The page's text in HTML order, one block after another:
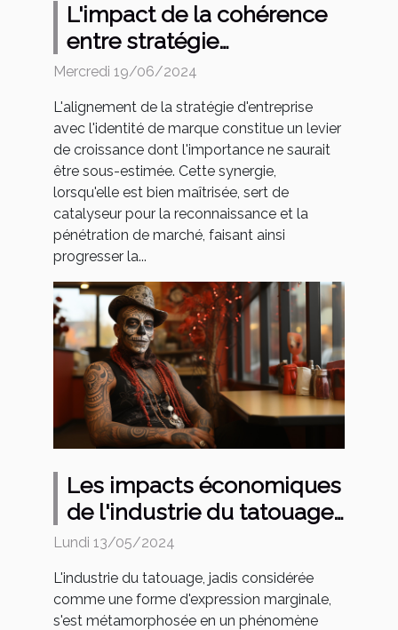
L'impact de la cohérence
entre stratégie
d'entreprise et identité de
marque sur la croissance
des organisations
Mercredi 19/06/2024
L'alignement de la stratégie d'entreprise
avec l'identité de marque constitue un levier
de croissance dont l'importance ne saurait
être sous-estimée. Cette synergie,
lorsqu'elle est bien maîtrisée, sert de
catalyseur pour la reconnaissance et la
pénétration de marché, faisant ainsi
progresser la...
Les impacts économiques
de l'industrie du tatouage
sur les économies locales
Lundi 13/05/2024
L'industrie du tatouage, jadis considérée
comme une forme d'expression marginale,
s'est métamorphosée en un phénomène